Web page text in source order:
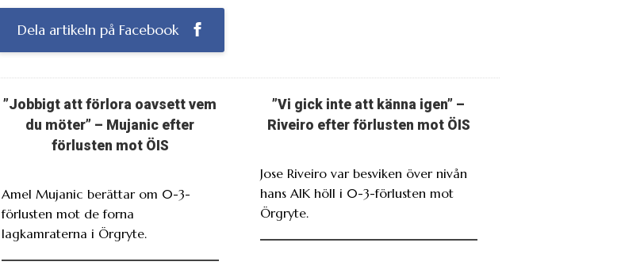
Dela artikeln på Facebook
”Jobbigt att förlora oavsett vem
du möter” – Mujanic efter
förlusten mot ÖIS
Amel Mujanic berättar om 0-3-
förlusten mot de forna
lagkamraterna i Örgryte.
”Vi gick inte att känna igen” –
Riveiro efter förlusten mot ÖIS
Jose Riveiro var besviken över nivån
hans AIK höll i 0-3-förlusten mot
Örgryte.